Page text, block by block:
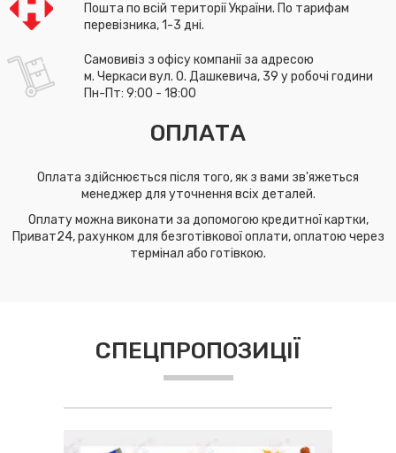
Пошта по всій території України. По тарифам
перевізника, 1-3 дні.
Самовивіз з офісу компанії за адресою
м. Черкаси вул. О. Дашкевича, 39 у робочі години
Пн-Пт: 9:00 - 18:00
ОПЛАТА
Оплата здійснюється після того, як з вами зв'яжеться
менеджер для уточнення всіх деталей.
Оплату можна виконати за допомогою кредитної картки,
Приват24, рахунком для безготівкової оплати, оплатою через
термінал або готівкою.
СПЕЦПРОПОЗИЦІЇ